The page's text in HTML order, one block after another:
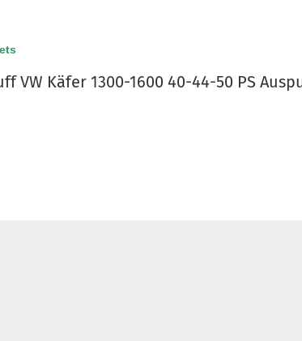
VW Käfer 1300-1600 40-44-50 PS